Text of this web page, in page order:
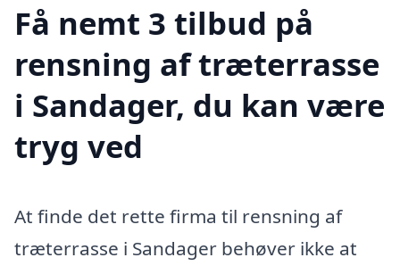
Få nemt 3 tilbud på
rensning af træterrasse
i Sandager, du kan være
tryg ved
At finde det rette firma til rensning af
træterrasse i Sandager behøver ikke at